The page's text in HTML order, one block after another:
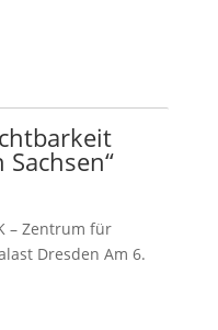
– Zentrum für
Dresden Am 6.